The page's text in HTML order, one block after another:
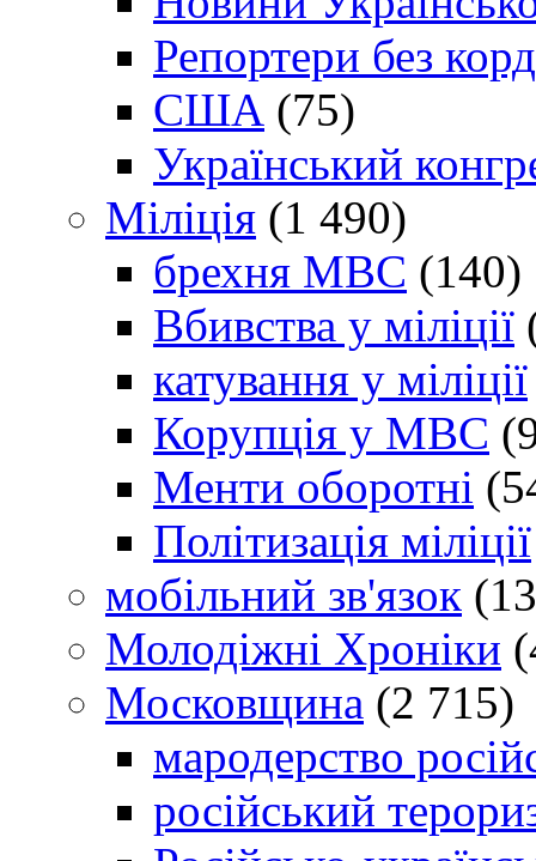
Репортери без
США (75)
Український
Міліція (1 490)
брехня МВС (140)
Вбивства у міліції
катування у міліції
Корупція у МВС
Менти оборотні
Політизація міліції
мобільний зв'язок
Молодіжні Хроніки
Московщина (2 715)
мародерство
російський